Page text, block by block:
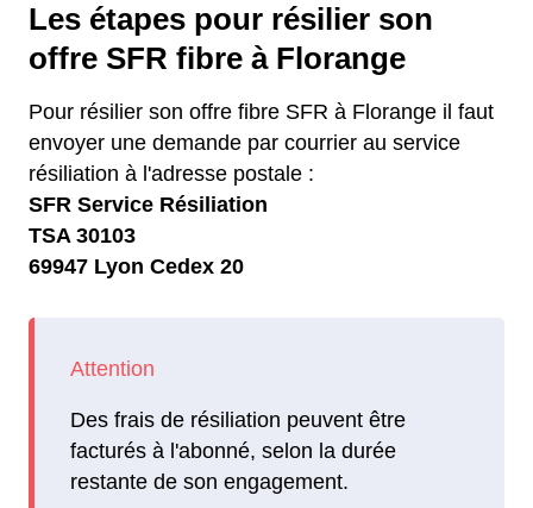
Les étapes pour résilier son
offre SFR fibre à Florange
Pour résilier son offre fibre SFR à Florange il faut
envoyer une demande par courrier au service
résiliation à l'adresse postale :
SFR Service Résiliation
TSA 30103
69947 Lyon Cedex 20
Des frais de résiliation peuvent être
facturés à l'abonné, selon la durée
restante de son engagement.